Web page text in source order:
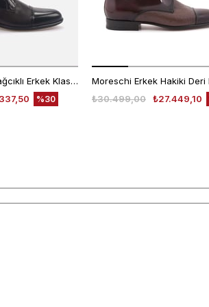
Kemal Tanca Bağcıklı Erkek Klasik Ayakkabı 7453
%30
₺27.449,10
₺30.499,00